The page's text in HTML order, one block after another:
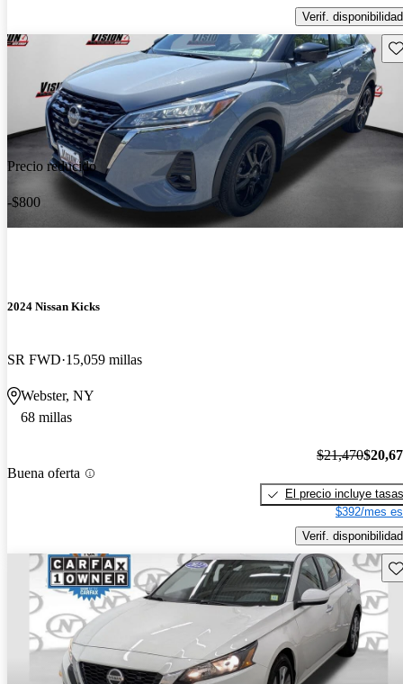
Verif. disponibilidad
Precio reducido
-$800
2024 Nissan Kicks
SR FWD 15,059 millas
Webster, NY
68 millas
Buena oferta
$21,470
El precio incluye tasas
$392/mes
Verif. disponibilidad